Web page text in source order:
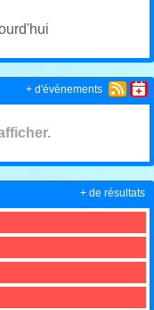
+ d'évènements
+ de résultats